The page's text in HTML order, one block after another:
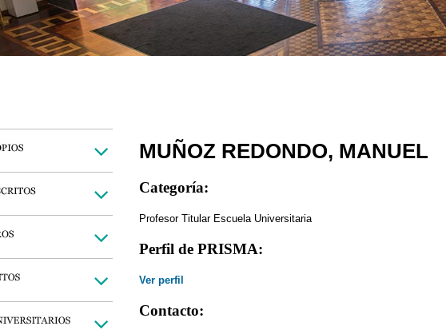
MUÑOZ REDONDO, MANUEL
Categoría:
Profesor Titular Escuela Universitaria
Perfil de PRISMA:
Ver perfil
Contacto: